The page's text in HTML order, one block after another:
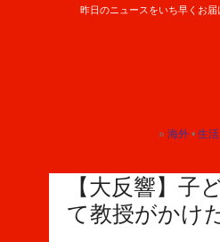
昨日のニュースをいち早くお届
トップ
» 海外
トップ
• 生活
【大反響】子
て教授がかけ